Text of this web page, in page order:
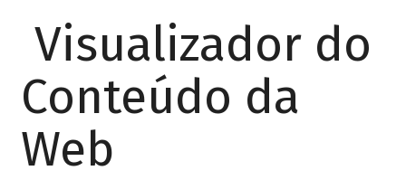
Visualizador do
Conteúdo da
Web